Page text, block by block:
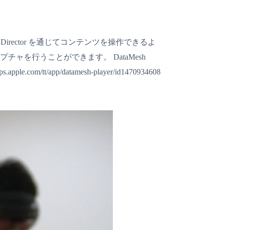
を通じてコン​​テンツを操作できるよ
チャを行うことができます。 DataMesh
tt/app/datamesh-player/id1470934608